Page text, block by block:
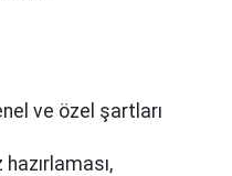
ve özel şartları